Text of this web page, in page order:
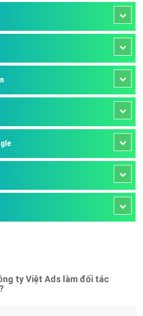
ty Việt Ads làm đối tác